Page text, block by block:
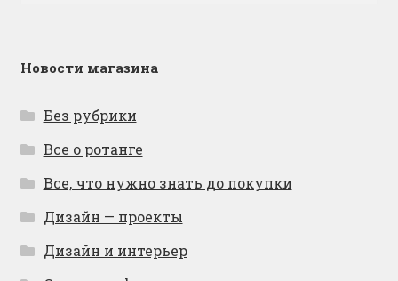
Новости магазина
Без рубрики
Все о ротанге
Все, что нужно знать до покупки
Дизайн — проекты
Дизайн и интерьер